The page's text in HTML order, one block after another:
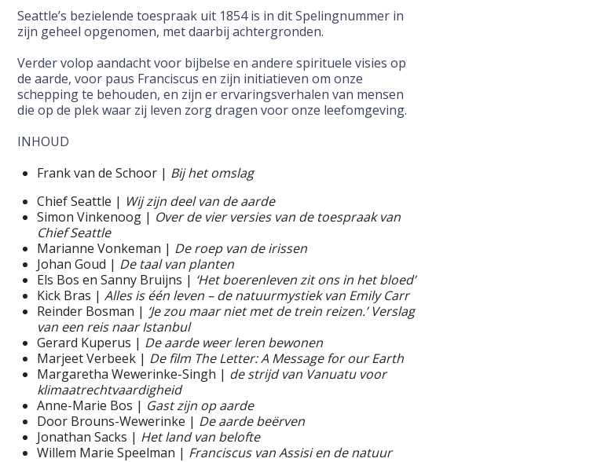
Seattle’s bezielende toespraak uit 1854 is in dit Spelingnummer in
zijn geheel opgenomen, met daarbij achtergronden.
Verder volop aandacht voor bijbelse en andere spirituele visies op
de aarde, voor paus Franciscus en zijn initiatieven om onze
schepping te behouden, en zijn er ervaringsverhalen van mensen
die op de plek waar zij leven zorg dragen voor onze leefomgeving.
INHOUD
Frank van de Schoor | Bij het omslag
Chief Seattle | Wij zijn deel van de aarde
Simon Vinkenoog | Over de vier versies van de toespraak van
Chief Seattle
Marianne Vonkeman | De roep van de irissen
Johan Goud | De taal van planten
Els Bos en Sanny Bruijns | ‘Het boerenleven zit ons in het bloed’
Kick Bras | Alles is één leven – de natuurmystiek van Emily Carr
Reinder Bosman | ‘Je zou maar niet met de trein reizen.’ Verslag
van een reis naar Istanbul
Gerard Kuperus | De aarde weer leren bewonen
Marjeet Verbeek | De film The Letter: A Message for our Earth
Margaretha Wewerinke-Singh | de strijd van Vanuatu voor
klimaatrechtvaardigheid
Anne-Marie Bos | Gast zijn op aarde
Door Brouns-Wewerinke | De aarde beërven
Jonathan Sacks | Het land van belofte
Willem Marie Speelman | Franciscus van Assisi en de natuur